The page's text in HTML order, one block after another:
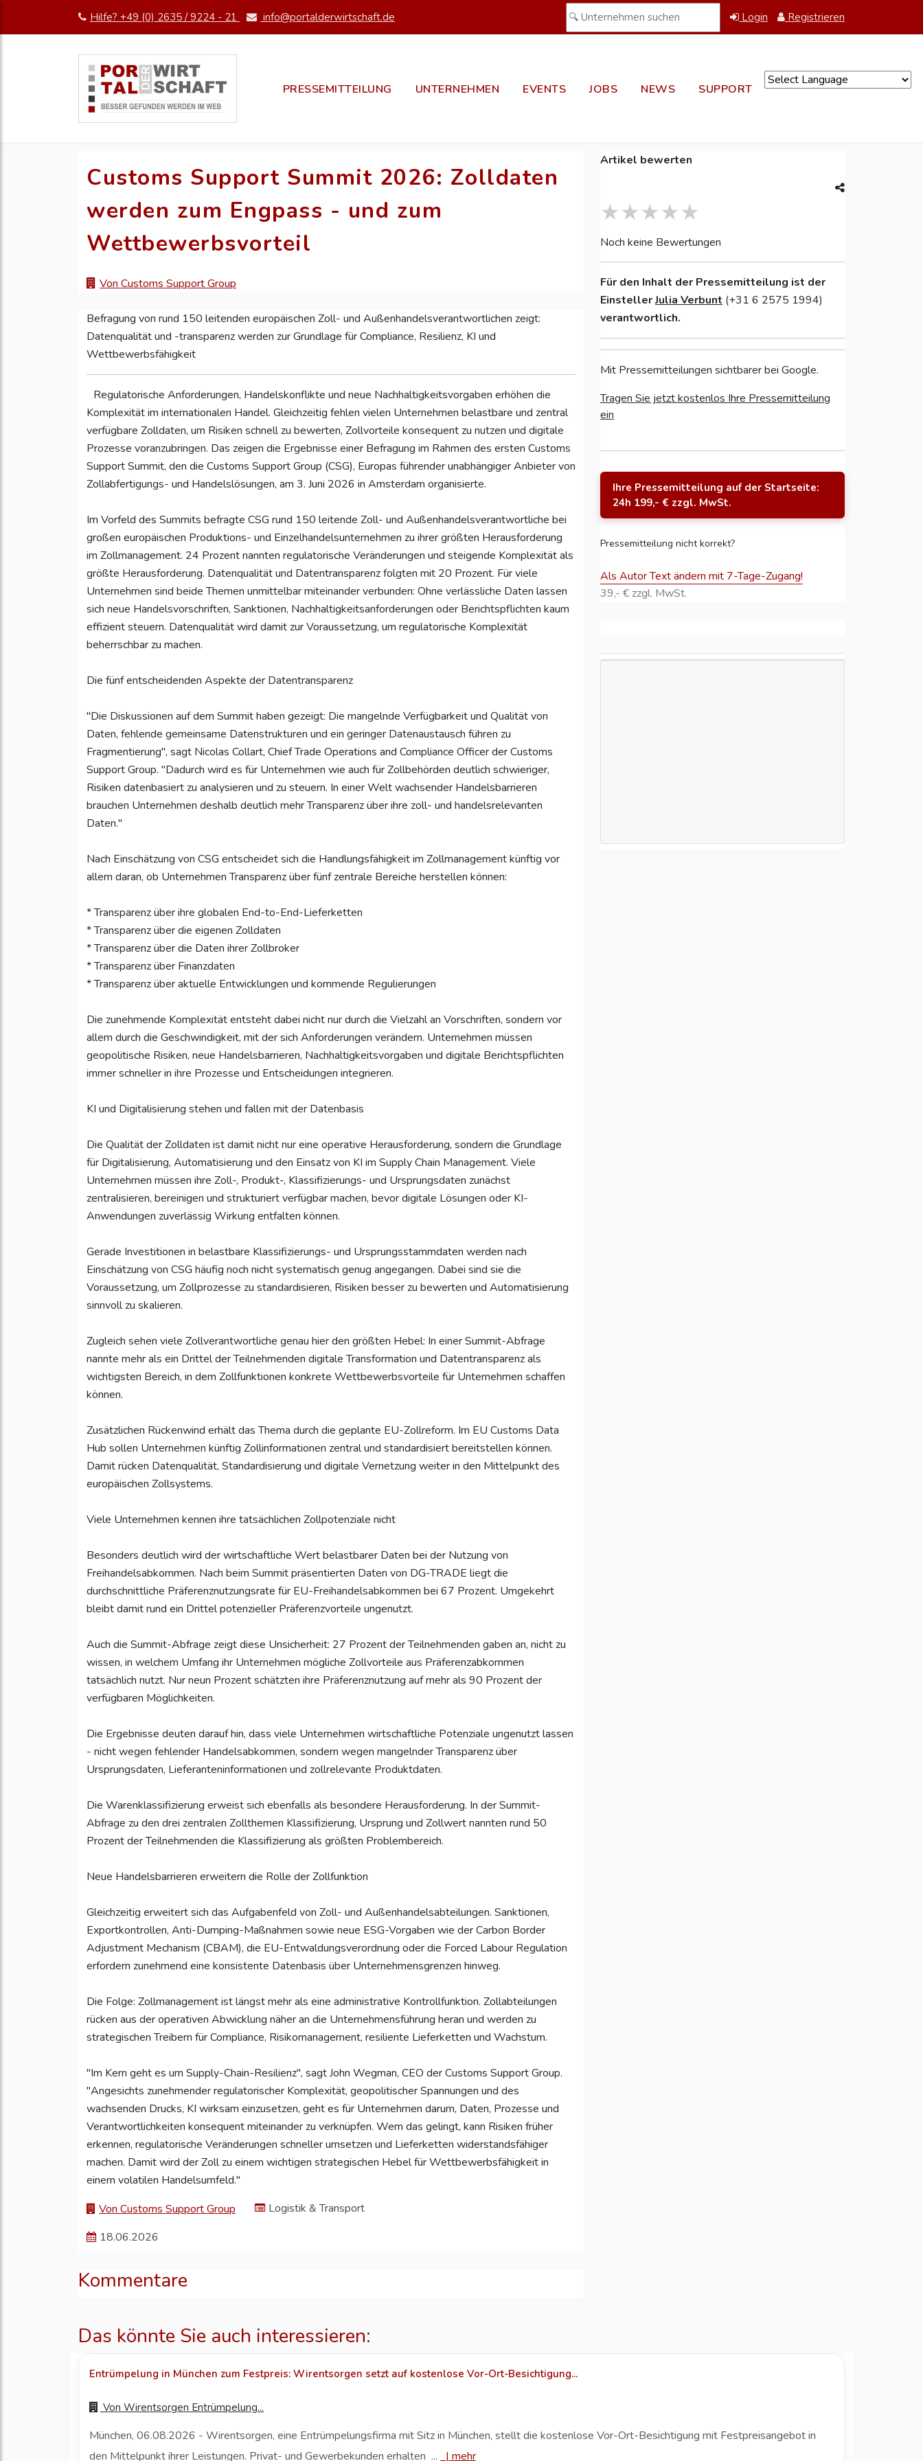
Hilfe? +49 (0) 2635 / 9224 - 21 info@portalderwirtschaft.de Login Registrieren
PRESSEMITTEILUNG UNTERNEHMEN EVENTS JOBS NEWS SUPPORT
Customs Support Summit 2026: Zolldaten
werden zum Engpass - und zum
Wettbewerbsvorteil
Von Customs Support Group
Befragung von rund 150 leitenden europäischen Zoll- und Außenhandelsverantwortlichen zeigt:
Datenqualität und -transparenz werden zur Grundlage für Compliance, Resilienz, KI und
Wettbewerbsfähigkeit
Regulatorische Anforderungen, Handelskonflikte und neue Nachhaltigkeitsvorgaben erhöhen die
Komplexität im internationalen Handel. Gleichzeitig fehlen vielen Unternehmen belastbare und zentral
verfügbare Zolldaten, um Risiken schnell zu bewerten, Zollvorteile konsequent zu nutzen und digitale
Prozesse voranzubringen. Das zeigen die Ergebnisse einer Befragung im Rahmen des ersten Customs
Support Summit, den die Customs Support Group (CSG), Europas führender unabhängiger Anbieter von
Zollabfertigungs- und Handelslösungen, am 3. Juni 2026 in Amsterdam organisierte.
Im Vorfeld des Summits befragte CSG rund 150 leitende Zoll- und Außenhandelsverantwortliche bei
großen europäischen Produktions- und Einzelhandelsunternehmen zu ihrer größten Herausforderung
im Zollmanagement. 24 Prozent nannten regulatorische Veränderungen und steigende Komplexität als
größte Herausforderung. Datenqualität und Datentransparenz folgten mit 20 Prozent. Für viele
Unternehmen sind beide Themen unmittelbar miteinander verbunden: Ohne verlässliche Daten lassen
sich neue Handelsvorschriften, Sanktionen, Nachhaltigkeitsanforderungen oder Berichtspflichten kaum
effizient steuern. Datenqualität wird damit zur Voraussetzung, um regulatorische Komplexität
beherrschbar zu machen.
Die fünf entscheidenden Aspekte der Datentransparenz
"Die Diskussionen auf dem Summit haben gezeigt: Die mangelnde Verfügbarkeit und Qualität von
Daten, fehlende gemeinsame Datenstrukturen und ein geringer Datenaustausch führen zu
Fragmentierung", sagt Nicolas Collart, Chief Trade Operations and Compliance Officer der Customs
Support Group. "Dadurch wird es für Unternehmen wie auch für Zollbehörden deutlich schwieriger,
Risiken datenbasiert zu analysieren und zu steuern. In einer Welt wachsender Handelsbarrieren
brauchen Unternehmen deshalb deutlich mehr Transparenz über ihre zoll- und handelsrelevanten
Daten."
Nach Einschätzung von CSG entscheidet sich die Handlungsfähigkeit im Zollmanagement künftig vor
allem daran, ob Unternehmen Transparenz über fünf zentrale Bereiche herstellen können:
* Transparenz über ihre globalen End-to-End-Lieferketten
* Transparenz über die eigenen Zolldaten
* Transparenz über die Daten ihrer Zollbroker
* Transparenz über Finanzdaten
* Transparenz über aktuelle Entwicklungen und kommende Regulierungen
Die zunehmende Komplexität entsteht dabei nicht nur durch die Vielzahl an Vorschriften, sondern vor
allem durch die Geschwindigkeit, mit der sich Anforderungen verändern. Unternehmen müssen
geopolitische Risiken, neue Handelsbarrieren, Nachhaltigkeitsvorgaben und digitale Berichtspflichten
immer schneller in ihre Prozesse und Entscheidungen integrieren.
KI und Digitalisierung stehen und fallen mit der Datenbasis
Die Qualität der Zolldaten ist damit nicht nur eine operative Herausforderung, sondern die Grundlage
für Digitalisierung, Automatisierung und den Einsatz von KI im Supply Chain Management. Viele
Unternehmen müssen ihre Zoll-, Produkt-, Klassifizierungs- und Ursprungsdaten zunächst
zentralisieren, bereinigen und strukturiert verfügbar machen, bevor digitale Lösungen oder KI-
Anwendungen zuverlässig Wirkung entfalten können.
Gerade Investitionen in belastbare Klassifizierungs- und Ursprungsstammdaten werden nach
Einschätzung von CSG häufig noch nicht systematisch genug angegangen. Dabei sind sie die
Voraussetzung, um Zollprozesse zu standardisieren, Risiken besser zu bewerten und Automatisierung
sinnvoll zu skalieren.
Zugleich sehen viele Zollverantwortliche genau hier den größten Hebel: In einer Summit-Abfrage
nannte mehr als ein Drittel der Teilnehmenden digitale Transformation und Datentransparenz als
wichtigsten Bereich, in dem Zollfunktionen konkrete Wettbewerbsvorteile für Unternehmen schaffen
können.
Zusätzlichen Rückenwind erhält das Thema durch die geplante EU-Zollreform. Im EU Customs Data
Hub sollen Unternehmen künftig Zollinformationen zentral und standardisiert bereitstellen können.
Damit rücken Datenqualität, Standardisierung und digitale Vernetzung weiter in den Mittelpunkt des
europäischen Zollsystems.
Viele Unternehmen kennen ihre tatsächlichen Zollpotenziale nicht
Besonders deutlich wird der wirtschaftliche Wert belastbarer Daten bei der Nutzung von
Freihandelsabkommen. Nach beim Summit präsentierten Daten von DG-TRADE liegt die
durchschnittliche Präferenznutzungsrate für EU-Freihandelsabkommen bei 67 Prozent. Umgekehrt
bleibt damit rund ein Drittel potenzieller Präferenzvorteile ungenutzt.
Auch die Summit-Abfrage zeigt diese Unsicherheit: 27 Prozent der Teilnehmenden gaben an, nicht zu
wissen, in welchem Umfang ihr Unternehmen mögliche Zollvorteile aus Präferenzabkommen
tatsächlich nutzt. Nur neun Prozent schätzten ihre Präferenznutzung auf mehr als 90 Prozent der
verfügbaren Möglichkeiten.
Die Ergebnisse deuten darauf hin, dass viele Unternehmen wirtschaftliche Potenziale ungenutzt lassen
- nicht wegen fehlender Handelsabkommen, sondern wegen mangelnder Transparenz über
Ursprungsdaten, Lieferanteninformationen und zollrelevante Produktdaten.
Die Warenklassifizierung erweist sich ebenfalls als besondere Herausforderung. In der Summit-
Abfrage zu den drei zentralen Zollthemen Klassifizierung, Ursprung und Zollwert nannten rund 50
Prozent der Teilnehmenden die Klassifizierung als größten Problembereich.
Neue Handelsbarrieren erweitern die Rolle der Zollfunktion
Gleichzeitig erweitert sich das Aufgabenfeld von Zoll- und Außenhandelsabteilungen. Sanktionen,
Exportkontrollen, Anti-Dumping-Maßnahmen sowie neue ESG-Vorgaben wie der Carbon Border
Adjustment Mechanism (CBAM), die EU-Entwaldungsverordnung oder die Forced Labour Regulation
erfordern zunehmend eine konsistente Datenbasis über Unternehmensgrenzen hinweg.
Die Folge: Zollmanagement ist längst mehr als eine administrative Kontrollfunktion. Zollabteilungen
rücken aus der operativen Abwicklung näher an die Unternehmensführung heran und werden zu
strategischen Treibern für Compliance, Risikomanagement, resiliente Lieferketten und Wachstum.
"Im Kern geht es um Supply-Chain-Resilienz", sagt John Wegman, CEO der Customs Support Group.
"Angesichts zunehmender regulatorischer Komplexität, geopolitischer Spannungen und des
wachsenden Drucks, KI wirksam einzusetzen, geht es für Unternehmen darum, Daten, Prozesse und
Verantwortlichkeiten konsequent miteinander zu verknüpfen. Wem das gelingt, kann Risiken früher
erkennen, regulatorische Veränderungen schneller umsetzen und Lieferketten widerstandsfähiger
machen. Damit wird der Zoll zu einem wichtigen strategischen Hebel für Wettbewerbsfähigkeit in
einem volatilen Handelsumfeld."
Von Customs Support Group
Logistik & Transport
18.06.2026
Kommentare
Artikel bewerten
Noch keine Bewertungen
Für den Inhalt der Pressemitteilung ist der
EinstellerJulia Verbunt (+31 6 2575 1994)
verantwortlich.
Mit Pressemitteilungen sichtbarer bei Google.
Tragen Sie jetzt kostenlos Ihre Pressemitteilung
ein
Ihre Pressemitteilung auf der Startseite:
24h 199,- € zzgl. MwSt.
Pressemitteilung nicht korrekt?
Als Autor Text ändern mit 7-Tage-Zugang!
39,- € zzgl. MwSt.
Das könnte Sie auch interessieren:
Entrümpelung in München zum Festpreis: Wirentsorgen setzt auf kostenlose Vor-Ort-Besichtigung...
Von Wirentsorgen Entrümpelung...
München, 06.08.2026 - Wirentsorgen, eine Entrümpelungsfirma mit Sitz in München, stellt die kostenlose Vor-Ort-Besichtigung mit Festpreisangebot in
den Mittelpunkt ihrer Leistungen. Privat- und Gewerbekunden erhalten ... |mehr